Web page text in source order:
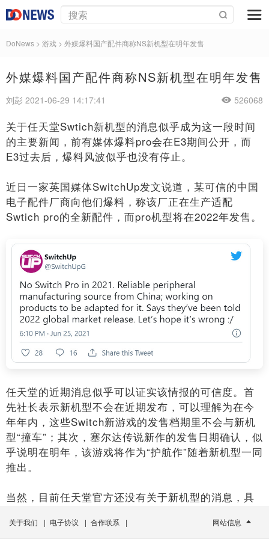
DoNews > 游戏 > 外媒爆料国产配件商称NS新机型在明年发售
外媒爆料国产配件商称NS新机型在明年发售
刘彭 2021-06-29 14:17:41 526068
关于任天堂Swtich新机型的消息似乎成为这一段时间
的主要新闻，前有媒体爆料pro会在E3期间公开，而
E3过去后，爆料风波似乎也没有停止。
近日一家英国媒体SwitchUp发文说道，某可信的中国
电子配件厂商向他们爆料，称该厂正在生产适配
Swtich pro的全新配件，而pro机型将在2022年发售。
任天堂的近期消息似乎可以证实该情报的可信度。首
先社长表示新机型不会在近期发布，可以理解为在今
年年内，这些Switch新游戏的发售档期里不会与新机
型“撞车”；其次，塞尔达传说新作的发售日期确认，似
乎说明在明年，该游戏将作为“护航作”随着新机型一同
推出。
当然，目前任天堂官方还没有关于新机型的消息，具
关于我们 | 电子协议 | 合作联系 | 网站信息